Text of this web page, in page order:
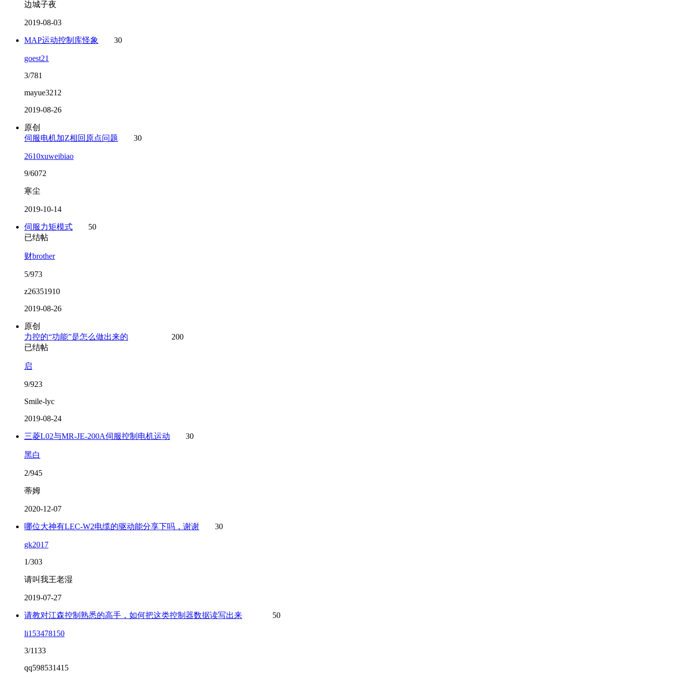
边城子夜
2019-08-03
MAP运动控制库怪象 30
goest21
3/781
mayue3212
2019-08-26
原创
伺服电机加Z相回原点问题
30
2610xuweibiao
9/6072
寒尘
2019-10-14
伺服力矩模式
50
已结帖
财brother
5/973
z26351910
2019-08-26
原创
力控的“功能”是怎么做出来的
200
已结帖
启
9/923
Smile-lyc
2019-08-24
三菱L02与MR-JE-200A伺服控制电机运动 30
黑白
2/945
蒂姆
2020-12-07
哪位大神有LEC-W2电缆的驱动能分享下吗，谢谢 30
gk2017
1/303
请叫我王老湿
2019-07-27
请教对江森控制熟悉的高手，如何把这类控制器数据读写出来 50
li153478150
3/1133
qq598531415